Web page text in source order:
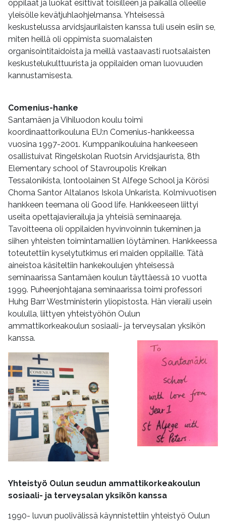
oppilaat ja luokat esittivät toisilleen ja paikalla olleelle
yleisölle kevätjuhlaohjelmansa. Yhteisessä
keskustelussa arvidsjaurilaisten kanssa tuli usein esiin se,
miten heillä oli oppimista suomalaisten
organisointitaidoista ja meillä vastaavasti ruotsalaisten
keskustelukulttuurista ja oppilaiden oman luovuuden
kannustamisesta.
Comenius-hanke
Santamäen ja Vihiluodon koulu toimi
koordinaattorikouluna EU:n Comenius-hankkeessa
vuosina 1997-2001. Kumppanikouluina hankeeseen
osallistuivat Ringelskolan Ruotsin Arvidsjaurista, 8th
Elementary school of Stavroupolis Kreikan
Tessalonikista, lontoolainen St Alfege School ja Körösi
Choma Santor Altalanos Iskola Unkarista. Kolmivuotisen
hankkeen teemana oli Good life. Hankkeeseen liittyi
useita opettajavierailuja ja yhteisiä seminaareja.
Tavoitteena oli oppilaiden hyvinvoinnin tukeminen ja
siihen yhteisten toimintamallien löytäminen. Hankkeessa
toteutettiin kyselytutkimus eri maiden oppilaille. Tätä
aineistoa käsiteltiin hankekoulujen yhteisessä
seminaarissa Santamäen koulun täyttäessä 10 vuotta
1999. Puheenjohtajana seminaarissa toimi professori
Huhg Barr Westministerin yliopistosta. Hän vieraili usein
koululla, liittyen yhteistyöhön Oulun
ammattikorkeakoulun sosiaali- ja terveysalan yksikön
kanssa.
Yhteistyö Oulun seudun ammattikorkeakoulun
sosiaali- ja terveysalan yksikön kanssa
1990- luvun puolivälissä käynnistettiin yhteistyö Oulun